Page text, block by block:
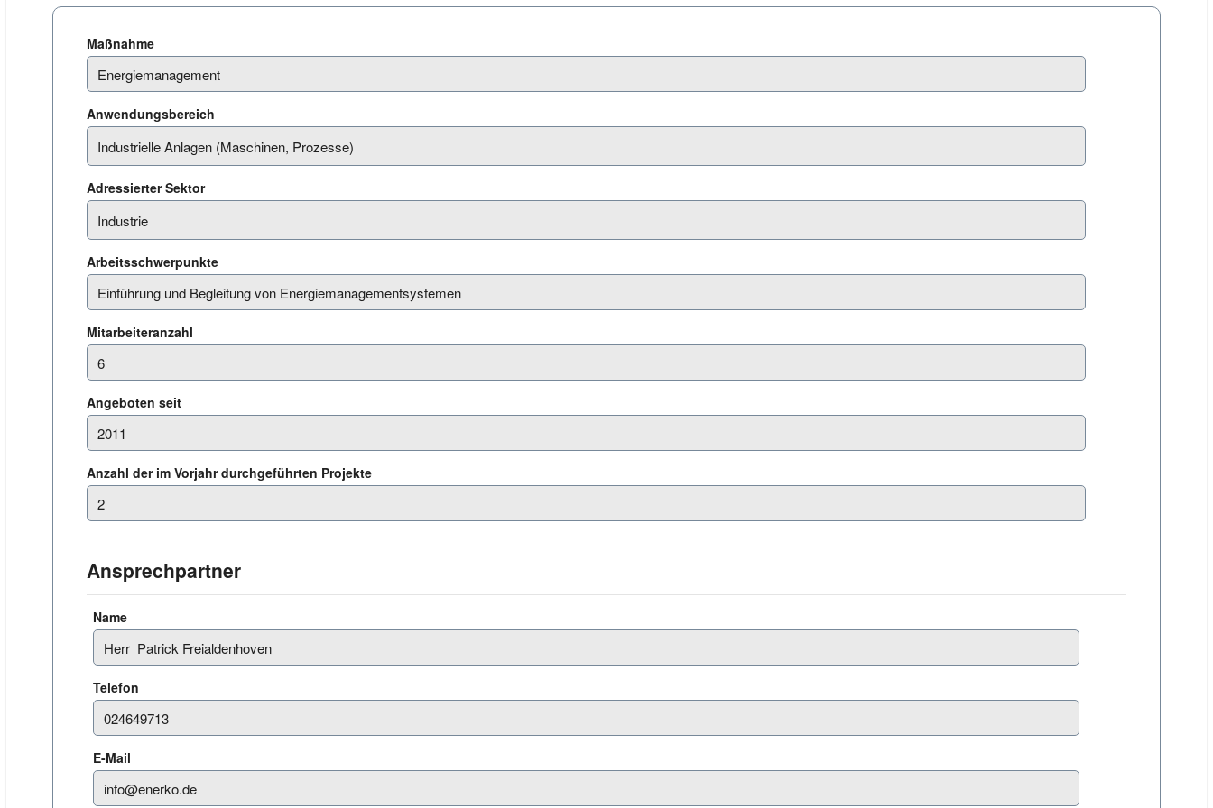
Maßnahme
Anwendungsbereich
Adressierter Sektor
Arbeitsschwerpunkte
Mitarbeiteranzahl
Angeboten seit
Anzahl der im Vorjahr durchgeführten Projekte
Ansprechpartner
Name
Telefon
E-Mail